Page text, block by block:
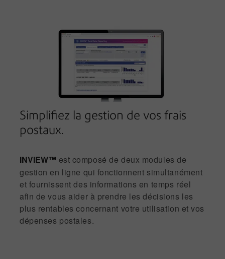
Simplifiez la gestion de vos frais
postaux.
INVIEW™ est composé de deux modules de
gestion en ligne qui fonctionnent simultanément
et fournissent des informations en temps réel
afin de vous aider à prendre les décisions les
plus rentables concernant votre utilisation et vos
dépenses postales.